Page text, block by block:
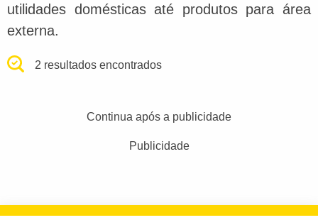
utilidades domésticas até produtos para área
externa.
2 resultados encontrados
Continua após a publicidade
Publicidade